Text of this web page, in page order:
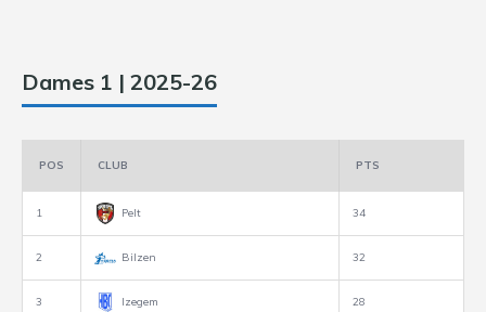
Dames 1 | 2025-26
POS CLUB PTS
1 Pelt 34
2 Bilzen 32
3 Izegem 28